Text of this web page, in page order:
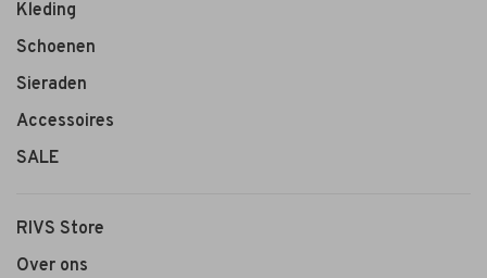
Kleding
Schoenen
Sieraden
Accessoires
SALE
RIVS Store
Over ons